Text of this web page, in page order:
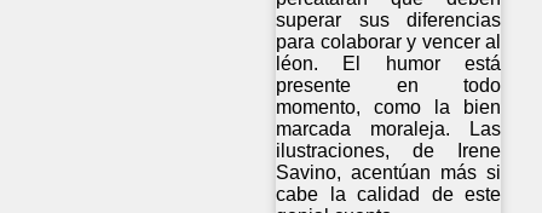
superar sus diferencias
para colaborar y vencer al
léon. El humor está
presente en todo
momento, como la bien
marcada moraleja. Las
ilustraciones, de Irene
Savino, acentúan más si
cabe la calidad de este